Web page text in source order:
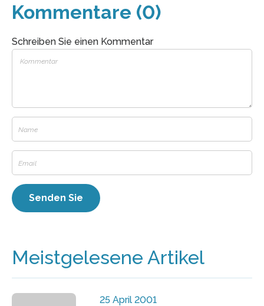
Kommentare (0)
Schreiben Sie einen Kommentar
Meistgelesene Artikel
25 April 2001